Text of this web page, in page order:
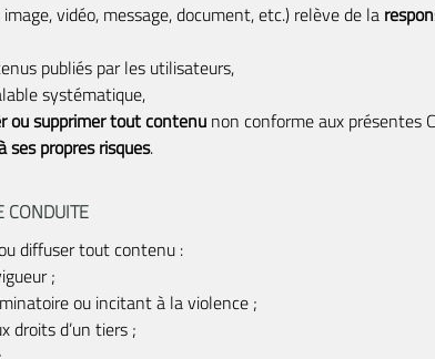
vidéo, message, document, etc.) relève de la
publiés par les utilisateurs,
systématique,
ou supprimer tout contenu non conforme aux présentes
ses propres risques.
CONDUITE
diffuser tout contenu :
;
ou incitant à la violence ;
droits d’un tiers ;